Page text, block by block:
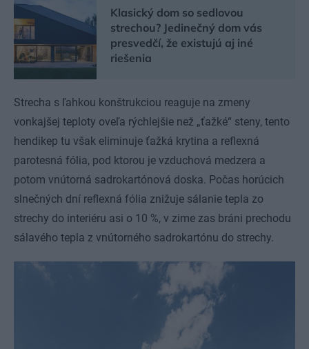
Klasický dom so sedlovou
strechou? Jedinečný dom vás
presvedčí, že existujú aj iné
riešenia
Strecha s ľahkou konštrukciou reaguje na zmeny
vonkajšej teploty oveľa rýchlejšie než „ťažké“ steny, tento
hendikep tu však eliminuje ťažká krytina a reflexná
parotesná fólia, pod ktorou je vzduchová medzera a
potom vnútorná sadrokartónová doska. Počas horúcich
slnečných dní reflexná fólia znižuje sálanie tepla zo
strechy do interiéru asi o 10 %, v zime zas bráni prechodu
sálavého tepla z vnútorného sadrokartónu do strechy.